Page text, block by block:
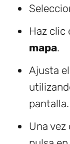
Haz clic
mapa.
Ajusta
pantalla.
Una vez